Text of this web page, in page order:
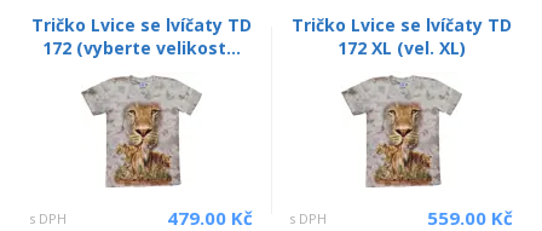
Tričko Lvice se lvíčaty TD
172 (vyberte velikost...
s DPH 479.00 Kč
Tričko Lvice se lvíčaty TD
172 XL (vel. XL)
s DPH 559.00 Kč